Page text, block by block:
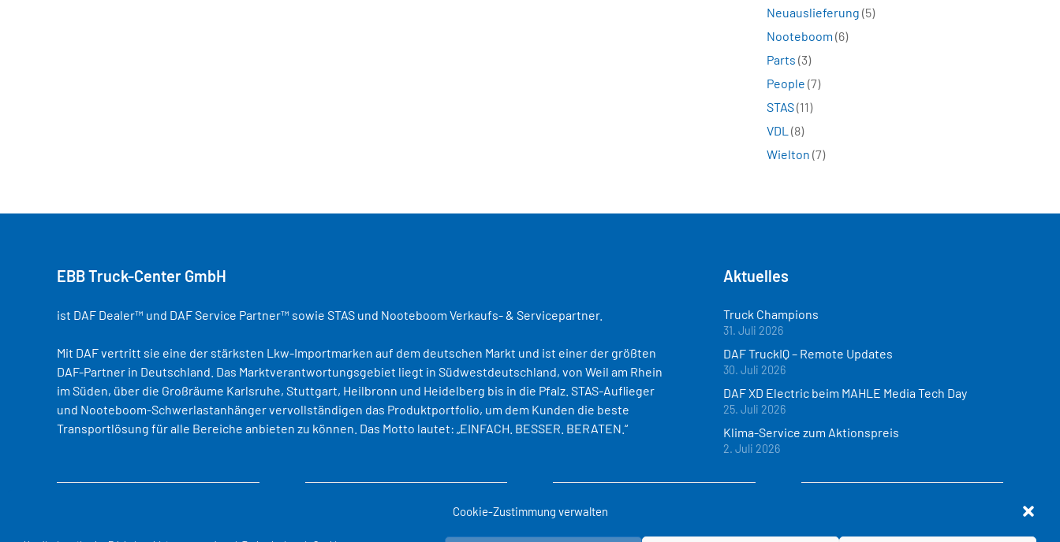
Cookie-Zustimmung verwalten
Neuauslieferung (5)
Nooteboom (6)
Parts (3)
People (7)
STAS(11)
VDL (8)
Wielton (7)
EBB Truck-Center GmbH
ist DAF Dealer™ und DAF Service Partner™ sowie STAS und Nooteboom Verkaufs- & Servicepartner.
Mit DAF vertritt sie eine der stärksten Lkw-Importmarken auf dem deutschen Markt und ist einer der größten
DAF-Partner in Deutschland. Das Marktverantwortungsgebiet liegt in Südwestdeutschland, von Weil am Rhein
im Süden, über die Großräume Karlsruhe, Stuttgart, Heilbronn und Heidelberg bis in die Pfalz. STAS-Auflieger
und Nooteboom-Schwerlastanhänger vervollständigen das Produktportfolio, um dem Kunden die beste
Transportlösung für alle Bereiche anbieten zu können. Das Motto lautet: „EINFACH. BESSER. BERATEN.“
Aktuelles
Truck Champions
31. Juli 2026
DAF TruckIQ – Remote Updates
30. Juli 2026
DAF XD Electric beim MAHLE Media Tech Day
25. Juli 2026
Klima-Service zum Aktionspreis
2. Juli 2026
Standort Stuttgart